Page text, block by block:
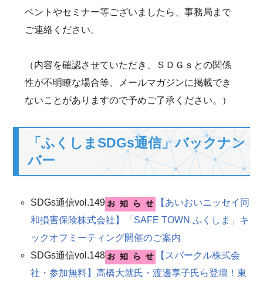
ベントやセミナー等ございましたら、事務局まで
ご連絡ください。
（内容を確認させていただき、ＳＤＧｓとの関係
性が不明瞭な場合等、メールマガジンに掲載でき
ないことがありますので予めご了承ください。）
「ふくしまSDGs通信」バックナン
バー
SDGs通信vol.149
【あいおいニッセイ同
和損害保険株式会社】「SAFE TOWN ふくしま」キ
ックオフミーティング開催のご案内
SDGs通信vol.148
【スパークル株式会
社・参加無料】高橋大就氏・渡邊享子氏ら登壇！東